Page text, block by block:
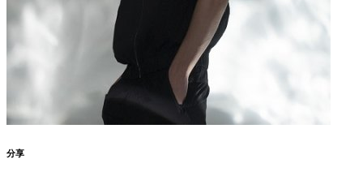
分享